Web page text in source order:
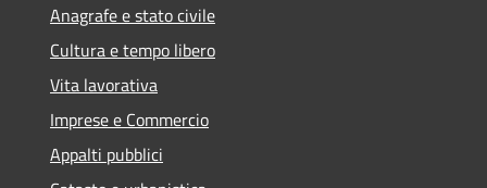
Anagrafe e stato civile
Cultura e tempo libero
Vita lavorativa
Imprese e Commercio
Appalti pubblici